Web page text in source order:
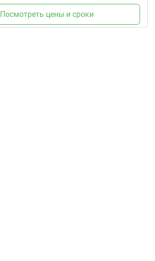
Посмотреть цены и сроки